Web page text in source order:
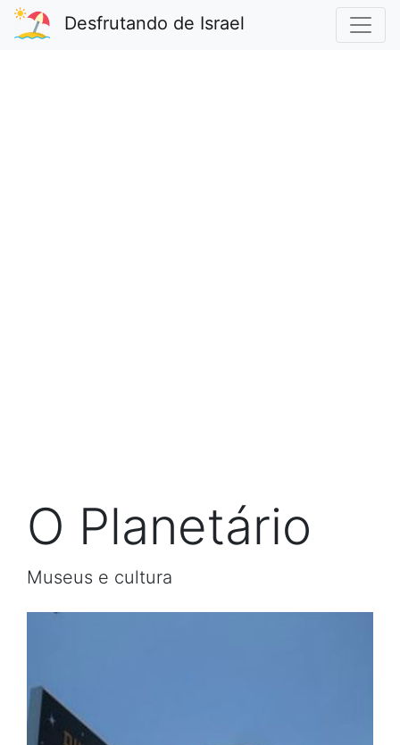
Desfrutando de Israel
O Planetário
Museus e cultura